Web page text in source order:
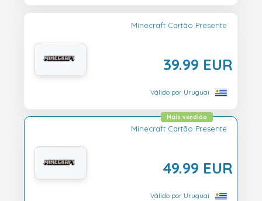
Minecraft Cartão Presente
39.99 EUR
Válido por Uruguai
Minecraft Cartão Presente
49.99 EUR
Mais vendido
Válido por Uruguai